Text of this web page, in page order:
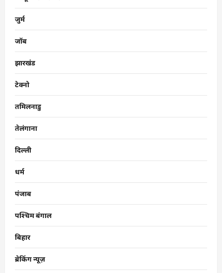
जुर्म
जॉब
झारखंड
टेक्नो
तमिलनाडु
तेलंगाना
दिल्ली
धर्म
पंजाब
पश्चिम बंगाल
बिहार
ब्रेकिंग न्यूज़